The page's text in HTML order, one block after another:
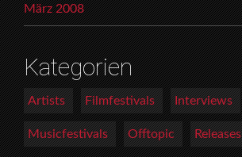
März 2008
Kategorien
Artists Filmfestivals Interviews
Musicfestivals Offtopic Releases